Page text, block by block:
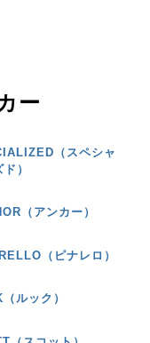
ー
（スペシャ
）
（アンカー）
（ピナレロ）
ルック）